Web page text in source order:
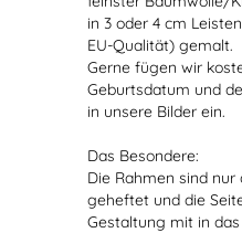
in 3 oder 4 cm
EU-Qualität) gemalt.
Gerne fügen wir
Geburtsdatum und
in unsere Bilder ein.
Das Besondere:
Die Rahmen sind
geheftet und die
Gestaltung mit in